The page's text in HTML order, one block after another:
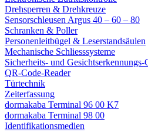
Drehsperren & Drehkreuze
Sensorschleusen Argus 40 – 60 – 80
Schranken & Poller
Personenleitbügel & Leserstandsäulen
Mechanische Schliess­systeme
Sicherheits- und Gesichtserkennungs-
QR-Code-Reader
Türtechnik
Zeiterfassung
dormakaba Terminal 96 00 K7
dormakaba Terminal 98 00
Identifikations­medien